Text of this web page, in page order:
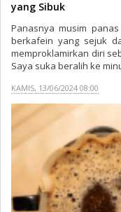
yang Sibuk
Panasnya musim
berkafein yang sejuk
memproklamirkan diri
Saya suka beralih ke
KAMIS, 13/06/2024 08:00